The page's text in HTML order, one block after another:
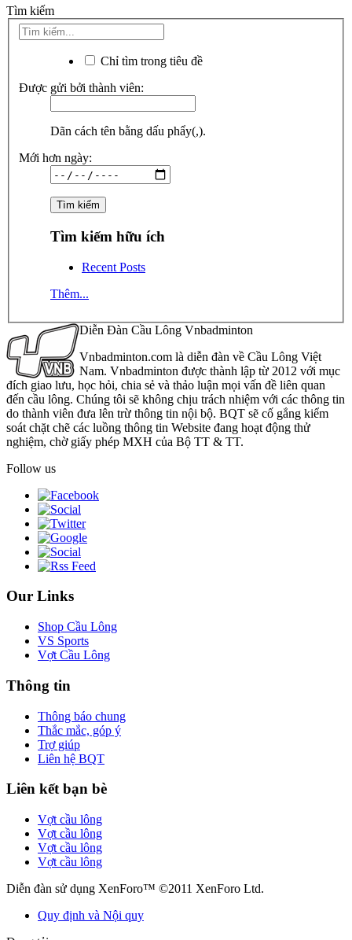
Tìm kiếm
Chỉ tìm trong tiêu đề
Được gửi bởi thành viên:
Dãn cách tên bằng dấu phẩy(,).
Mới hơn ngày:
Tìm kiếm hữu ích
Recent Posts
Thêm...
Diễn Đàn Cầu Lông Vnbadminton
Vnbadminton.com là diễn đàn về Cầu Lông Việt
Nam. Vnbadminton được thành lập từ 2012 với mục
đích giao lưu, học hỏi, chia sẻ và thảo luận mọi vấn đề liên quan
đến cầu lông. Chúng tôi sẽ không chịu trách nhiệm với các thông tin
do thành viên đưa lên trừ thông tin nội bộ. BQT sẽ cố gắng kiểm
soát chặt chẽ các luồng thông tin Website đang hoạt động thử
nghiệm, chờ giấy phép MXH của Bộ TT & TT.
Follow us
Our Links
Shop Cầu Lông
VS Sports
Vợt Cầu Lông
Thông tin
Thông báo chung
Thắc mắc, góp ý
Trợ giúp
Liên hệ BQT
Liên kết bạn bè
Vợt cầu lông
Vợt cầu lông
Vợt cầu lông
Vợt cầu lông
Diễn đàn sử dụng XenForo™ ©2011 XenForo Ltd.
Quy định và Nội quy